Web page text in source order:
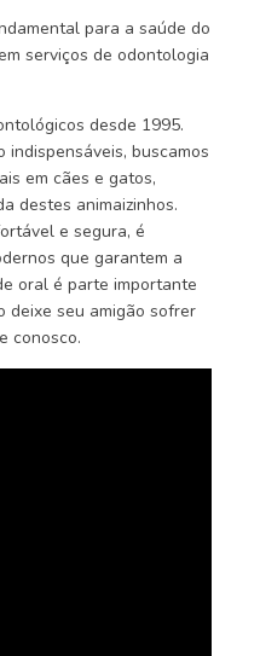
para a saúde do
serviços de odontologia
desde 1995.
indispensáveis, buscamos
em cães e gatos,
destes animaizinhos.
e segura, é
que garantem a
oral é parte importante
deixe seu amigão sofrer
conosco.